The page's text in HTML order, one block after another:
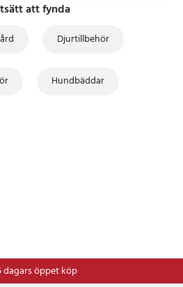
att fynda
Djurtillbehör
Hundbäddar
dagars öppet köp